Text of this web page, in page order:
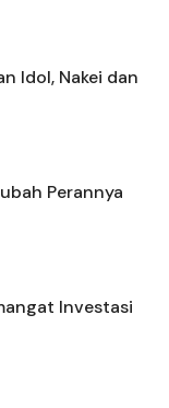
Idol, Nakei dan
Perannya
Investasi